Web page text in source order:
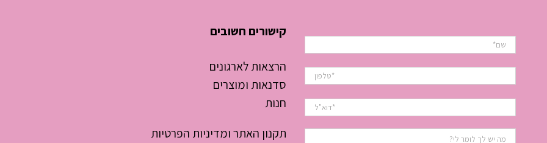
קישורים חשובים
הרצאות לארגונים
סדנאות ומוצרים
חנות
תקנון האתר ומדיניות הפרטיות